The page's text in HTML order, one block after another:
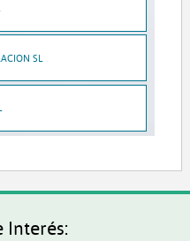
SL
Interés: